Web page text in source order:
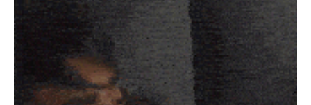
PECOアプリをダウンロード済みの方
アプリで開く